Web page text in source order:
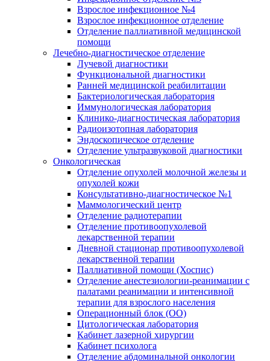
Взрослое инфекционное №4
Взрослое инфекционное отделение
Отделение паллиативной медицинской
помощи
Лечебно-диагностическое отделение
Лучевой диагностики
Функциональной диагностики
Ранней медицинской реабилитации
Бактериологическая лаборатория
Иммунологическая лаборатория
Клинико-диагностическая лаборатория
Радиоизотопная лаборатория
Эндоскопическое отделение
Отделение ультразвуковой диагностики
Онкологическая
Отделение опухолей молочной железы и
опухолей кожи
Консультативно-диагностическое №1
Маммологический центр
Отделение радиотерапии
Отделение противоопухолевой
лекарственной терапии
Дневной стационар противоопухолевой
лекарственной терапии
Паллиативной помощи (Хоспис)
Отделение анестезиологии-реанимации с
палатами реанимации и интенсивной
терапии для взрослого населения
Операционный блок (ОО)
Цитологическая лаборатория
Кабинет лазерной хирургии
Кабинет психолога
Отделение абдоминальной онкологии